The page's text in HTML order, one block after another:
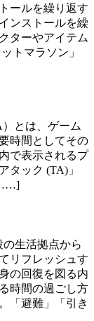
ールを繰り返す
ンストールを繰
ターやアイテム
トマラソン」
）とは、ゲーム
時間としてその
で表示されるプ
タック (TA)」
の生活拠点から
リフレッシュす
の回復を図る内
時間の過ごし方
「避難」「引き